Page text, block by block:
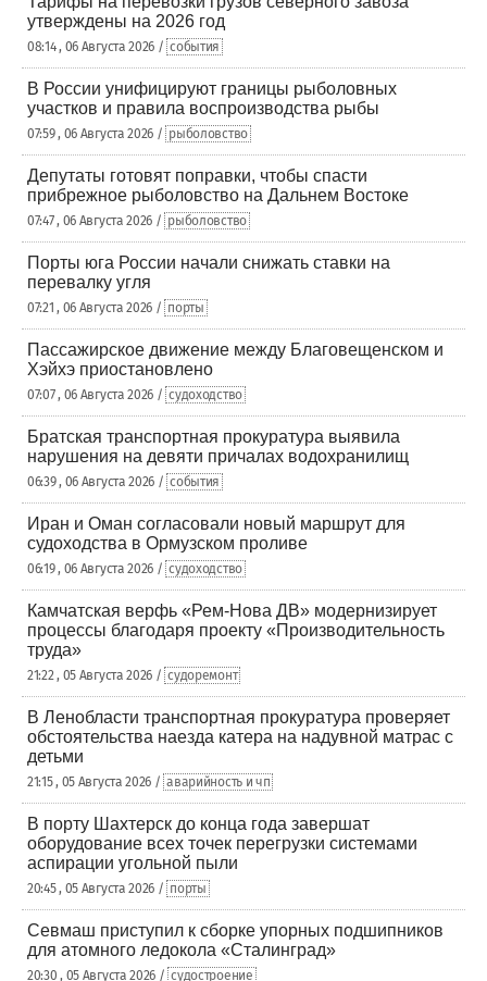
утверждены на 2026 год
08:14 , 06 Августа 2026 / события
В России унифицируют границы рыболовных
участков и правила воспроизводства рыбы
07:59 , 06 Августа 2026 / рыболовство
Депутаты готовят поправки, чтобы спасти
прибрежное рыболовство на Дальнем Востоке
07:47 , 06 Августа 2026 / рыболовство
Порты юга России начали снижать ставки на
перевалку угля
07:21 , 06 Августа 2026 / порты
Пассажирское движение между Благовещенском и
Хэйхэ приостановлено
07:07 , 06 Августа 2026 / судоходство
Братская транспортная прокуратура выявила
нарушения на девяти причалах водохранилищ
06:39 , 06 Августа 2026 / события
Иран и Оман согласовали новый маршрут для
судоходства в Ормузском проливе
06:19 , 06 Августа 2026 / судоходство
Камчатская верфь «Рем-Нова ДВ» модернизирует
процессы благодаря проекту «Производительность
труда»
21:22 , 05 Августа 2026 / судоремонт
В Ленобласти транспортная прокуратура проверяет
обстоятельства наезда катера на надувной матрас с
детьми
21:15 , 05 Августа 2026 / аварийность и чп
В порту Шахтерск до конца года завершат
оборудование всех точек перегрузки системами
аспирации угольной пыли
20:45 , 05 Августа 2026 / порты
Севмаш приступил к сборке упорных подшипников
для атомного ледокола «Сталинград»
20:30 , 05 Августа 2026 / судостроение